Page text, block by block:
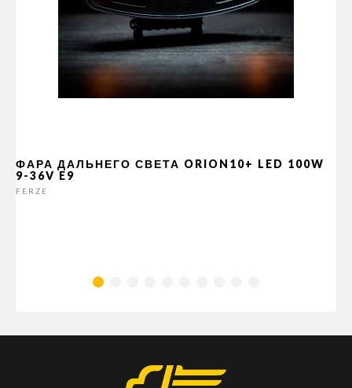
ФАРА ДАЛЬНЕГО СВЕТА ORION10+ LED 100W
9-36V E9
FERZE